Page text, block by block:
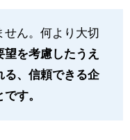
せん。何より大切
を考慮したうえ
る、信頼できる企
す。